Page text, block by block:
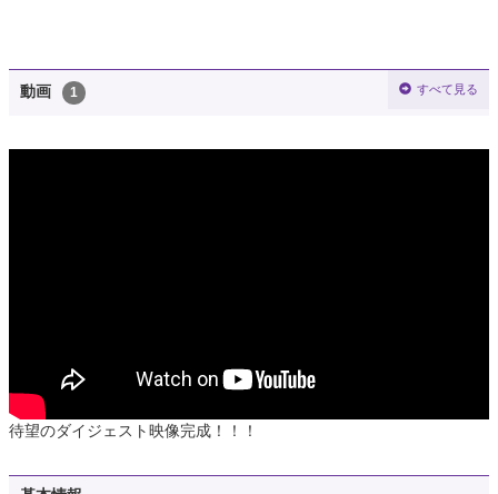
動画 1 すべて見る
待望のダイジェスト映像完成！！！